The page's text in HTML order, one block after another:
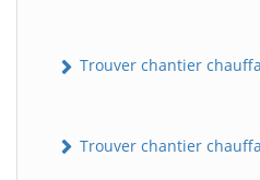
Trouver chantier
Trouver chantier